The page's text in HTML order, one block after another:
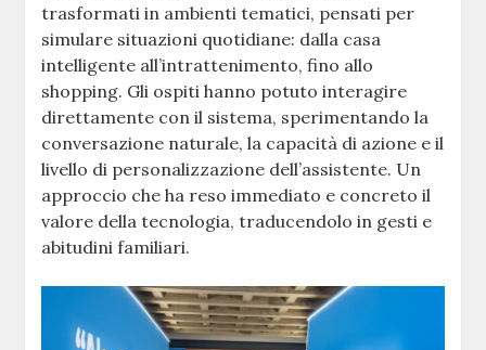
trasformati in ambienti tematici, pensati per
simulare situazioni quotidiane: dalla casa
intelligente all’intrattenimento, fino allo
shopping. Gli ospiti hanno potuto interagire
direttamente con il sistema, sperimentando la
conversazione naturale, la capacità di azione e il
livello di personalizzazione dell’assistente. Un
approccio che ha reso immediato e concreto il
valore della tecnologia, traducendolo in gesti e
abitudini familiari.